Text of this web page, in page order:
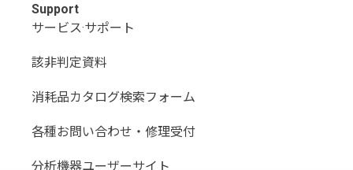
Support
サービス·サポート
該非判定資料
消耗品カタログ検索フォーム
各種お問い合わせ・修理受付
分析機器ユーザーサイト